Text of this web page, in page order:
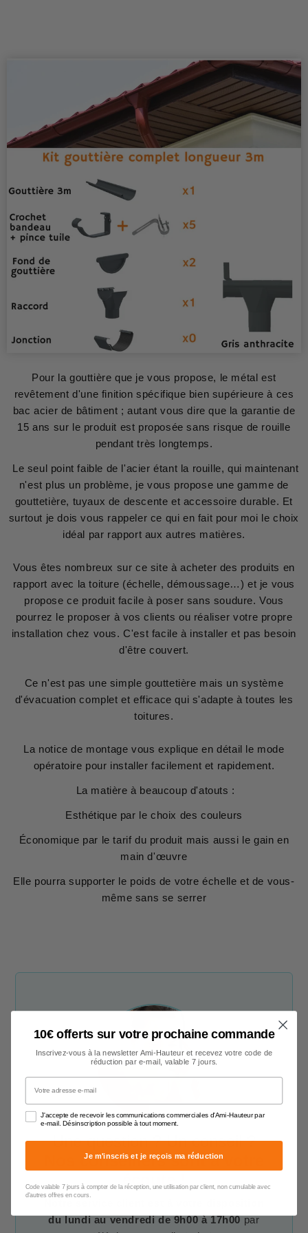
Pour la gouttière que je vous propose, le métal est
revêtement d'une finition spécifique bien supérieure à ces
bac acier de bâtiment ; autant vous dire que la garantie de
15 ans sur le produit est proposée sans risque de rouille
pendant très longtemps.
Le seul point faible de l'acier étant la rouille, qui maintenant
n'est plus un problème, je vous propose une gamme de
gouttetière, tuyaux de descente et accessoire durable. Et
surtout je dois vous rappeler ce qui en fait pour moi le choix
idéal par rapport aux autres matières.
Vous êtes nombreux sur ce site à acheter des produits en
rapport avec la toiture (échelle, démoussage…) et je vous
propose ce produit facile à poser sans soudure. Vous
pourrez le proposer à vos clients ou réaliser votre propre
installation chez vous. C'est facile à installer et pas besoin
d'être couvert.
Ce n'est pas une simple gouttetière mais un système
d'évacuation complet et efficace qui s'adapte à toutes les
toitures.
La notice de montage vous explique en détail le mode
opératoire pour installer facilement et rapidement.
La matière à beaucoup d'atouts :
Esthétique par le choix des couleurs
Économique par le tarif du produit mais aussi le gain en
main d'œuvre
Elle pourra supporter le poids de votre échelle et de vous-
même sans se serrer
Une question ? Un conseil ?
Nos conseillers sont à votre
écoute !
du lundi au vendredi de 9h00 à 17h00par
10€ offerts sur votre prochaine commande
Inscrivez-vous à la newsletter Ami-Hauteur et recevez votre code de
réduction par e-mail, valable 7 jours.
Votre adresse e-mail
J'accepte de recevoir les communications commerciales d'Ami-Hauteur par
e-mail. Désinscription possible à tout moment.
Je m'inscris et je reçois ma réduction
Code valable 7 jours à compter de la réception, une utilisation par client, non cumulable avec
d'autres offres en cours.